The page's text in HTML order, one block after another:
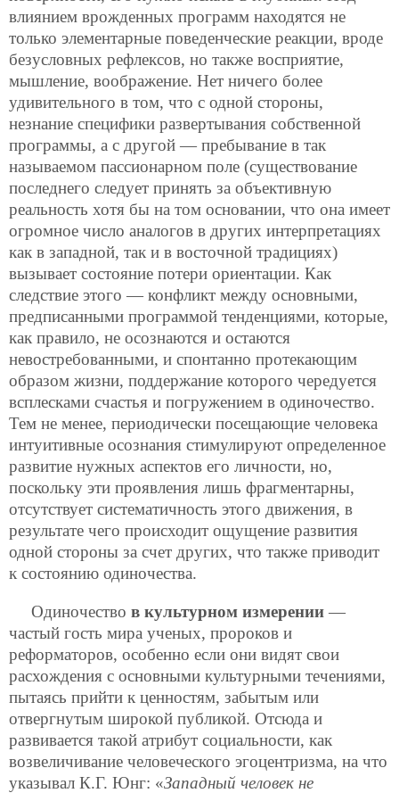
влиянием врожденных программ находятся не
только элементарные поведенческие реакции, вроде
безусловных рефлексов, но также восприятие,
мышление, воображение. Нет ничего более
удивительного в том, что с одной стороны,
незнание специфики развертывания собственной
программы, а с другой — пребывание в так
называемом пассионарном поле (существование
последнего следует принять за объективную
реальность хотя бы на том основании, что она имеет
огромное число аналогов в других интерпретациях
как в западной, так и в восточной традициях)
вызывает состояние потери ориентации. Как
следствие этого — конфликт между основными,
предписанными программой тенденциями, которые,
как правило, не осознаются и остаются
невостребованными, и спонтанно протекающим
образом жизни, поддержание которого чередуется
всплесками счастья и погружением в одиночество.
Тем не менее, периодически посещающие человека
интуитивные осознания стимулируют определенное
развитие нужных аспектов его личности, но,
поскольку эти проявления лишь фрагментарны,
отсутствует систематичность этого движения, в
результате чего происходит ощущение развития
одной стороны за счет других, что также приводит
к состоянию одиночества.
Одиночество в культурном измерении —
частый гость мира ученых, пророков и
реформаторов, особенно если они видят свои
расхождения с основными культурными течениями,
пытаясь прийти к ценностям, забытым или
отвергнутым широкой публикой. Отсюда и
развивается такой атрибут социальности, как
возвеличивание человеческого эгоцентризма, на что
указывал К.Г. Юнг: «Западный человек не